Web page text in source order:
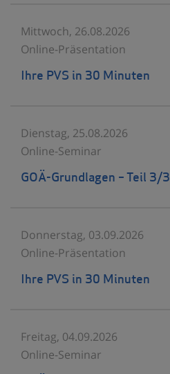
Mittwoch, 26.08.2026
Online-Präsentation
Ihre PVS in 30 Minuten
Dienstag, 25.08.2026
Online-Seminar
GOÄ-Grundlagen – Teil 3/3
Donnerstag, 03.09.2026
Online-Präsentation
Ihre PVS in 30 Minuten
Freitag, 04.09.2026
Online-Seminar